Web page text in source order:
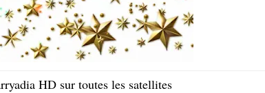
HD sur toutes les satellites